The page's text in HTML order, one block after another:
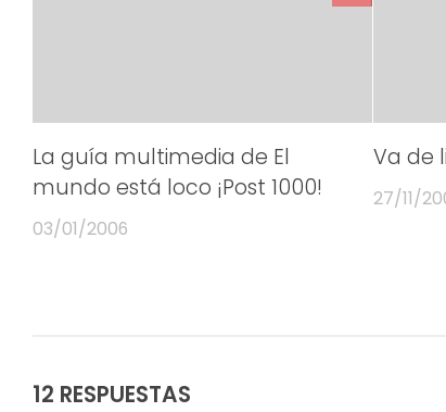
La guía multimedia de El
mundo está loco ¡Post 1000!
03/01/2006
Va de
27/11/
12 RESPUESTAS